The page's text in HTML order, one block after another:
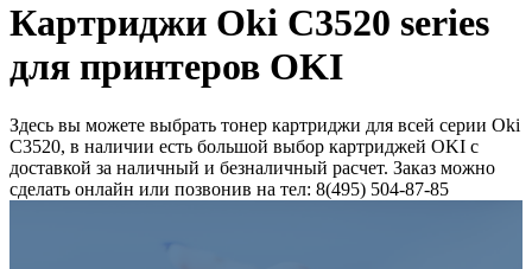
Картриджи Oki C3520 series
для принтеров OKI
Здесь вы можете выбрать тонер картриджи для всей серии Oki
C3520, в наличии есть большой выбор картриджей OKI с
доставкой за наличный и безналичный расчет. Заказ можно
сделать онлайн или позвонив на тел: 8(495) 504-87-85